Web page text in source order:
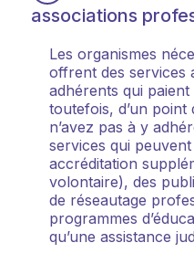
associations
Les organismes
offrent des services
adhérents qui
toutefois, d’un point
n’avez pas à y
services qui
accréditation
volontaire), des
de réseautage
programmes
qu’une assistance